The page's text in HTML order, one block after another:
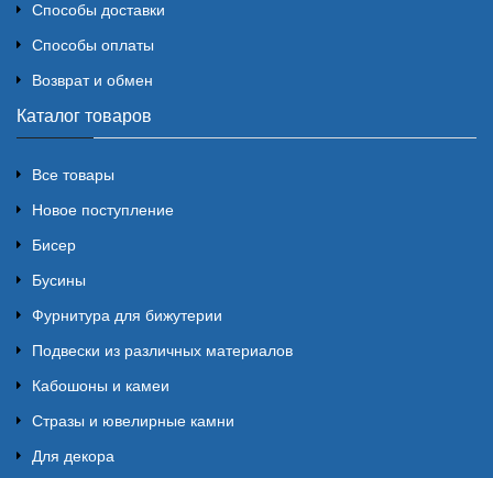
Способы доставки
Способы оплаты
Возврат и обмен
Каталог товаров
Все товары
Новое поступление
Бисер
Бусины
Фурнитура для бижутерии
Подвески из различных материалов
Кабошоны и камеи
Стразы и ювелирные камни
Для декора